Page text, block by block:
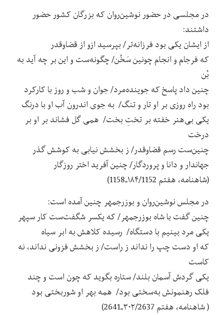
در مجلسی در حضور نوشین‌روان که بزرگان کشور حضور
داشتند:
از ایشان یکی بود فرزانه‌تر/ بپرسید ازو از قضاوقدر
که فرجام و انجام چونین سَخُن/ چگونه‌ست و این بر چه آید به
بُن
چنین داد پاسخ که جوینده‌مرد/ جوان و شب و روز با کارکرد
بود راه روزی بر او تار و تنگ/ به جوی اندرون آب او با درنگ
یکی بی‌هنر خفته بر تختِ بخت/ همی گل فشاند بر او بر
درخت
چنین‌ست رسم قضاوقدر/ ز بخشش نیابی به کوشش گذر
جهاندار و دانا و پروردگار/ چنین آفرید اختر روزگار
(شاهنامه، هفتم ۱۸۴/1152ـ1158)
در مجلس نوشین‌روان و بوزرجمهر چنین آمده است:
چنین گفت با شاه بوزرجمهر/ که یکسر شگفت‌ست کار سپهر
یکی مرد بینیم با دستگاه/ رسیده کلاهش به ابر سیاه
که او دست چپ را نداند ز راست/ ز بخشش فزونی نداند، نه
کاست
یکی گردش آسمان بلند/ ستاره بگوید که چون است و چند
فلک رهنمونش به‌سختی بود/ همه بهر او شوربختی بود
( شاهنامه، هفتم ۳۰۲/2637ـ2641)